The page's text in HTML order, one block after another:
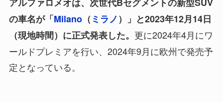
の車名が「Milano（ ミラノ）」と2023年12月14日
（現地時間）に正式発表した。 更に2024年4月にワ
ールドプレミアを行い、2024年9月に欧州で発売予
定となっている。